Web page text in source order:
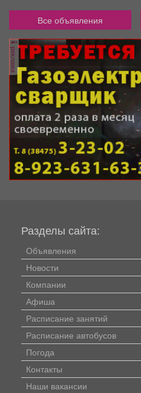
Все объявления
реклама
Разделы сайта:
Объявления
Новости
Компании
Афиша
Расписание занятий
Расписание автобусов
Погода
Контакты
Наши вакансии